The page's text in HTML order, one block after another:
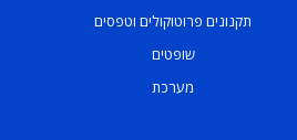
תקנונים פרוטוקולים וטפסים
שופטים
מערכת